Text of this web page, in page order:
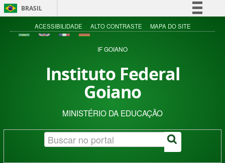
BRASIL
Simplifique!
Acesso à informação
ACESSIBILIDADE ALTO CONTRASTE MAPA DO SITE
IF GOIANO
Instituto Federal
Goiano
MINISTÉRIO DA EDUCAÇÃO